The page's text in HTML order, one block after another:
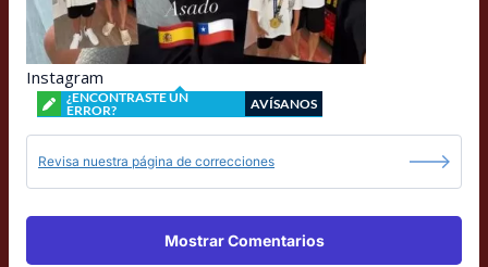
Instagram
¿ENCONTRASTE UN
ERROR?
AVÍSANOS
Revisa nuestra página de correcciones
Mostrar Comentarios